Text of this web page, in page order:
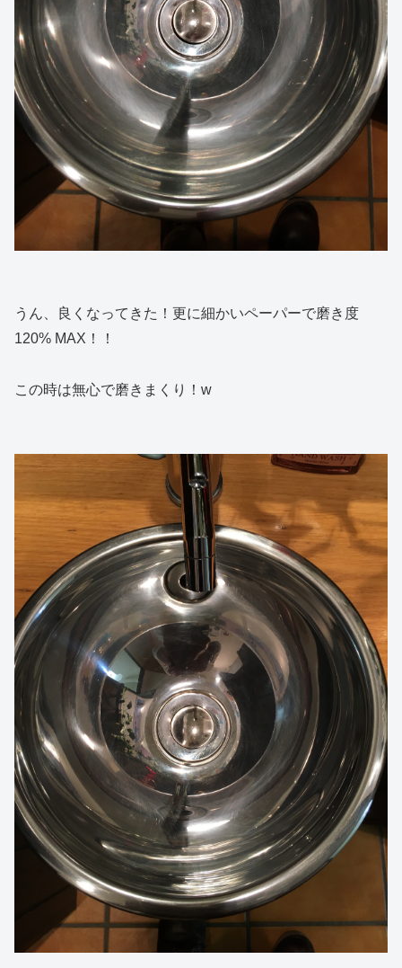
うん、良くなってきた！更に細かいペーパーで磨き度
120% MAX！！
この時は無心で磨きまくり！w